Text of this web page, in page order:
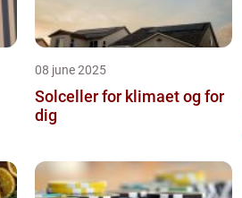
08 june 2025
Solceller for klimaet og for
dig